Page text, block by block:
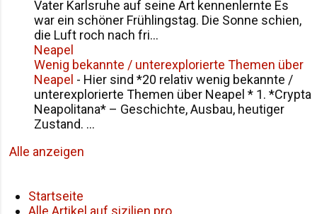
Vater Karlsruhe auf seine Art kennenlernte Es
war ein schöner Frühlingstag. Die Sonne schien,
die Luft roch nach fri...
Neapel
Wenig bekannte / unterexplorierte Themen über
Neapel - Hier sind *20 relativ wenig bekannte /
unterexplorierte Themen über Neapel * 1. *Crypta
Neapolitana* – Geschichte, Ausbau, heutiger
Zustand. ...
Alle anzeigen
Startseite